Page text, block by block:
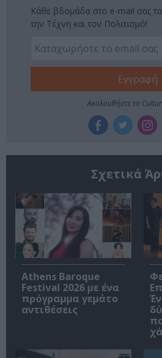
Κάθε βδομάδα στο e-mail σας τα
την Τέχνη και τον Πολιτισμό!
Ακολουθήστε το
Σχετικά
Athens Baroque
Festival 2026 με ένα
πρόγραμμα γεμάτο
αντιθέσεις